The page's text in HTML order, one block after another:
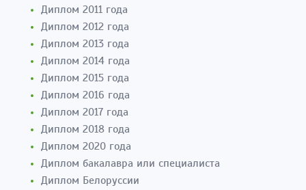
Диплом 2011 года
Диплом 2012 года
Диплом 2013 года
Диплом 2014 года
Диплом 2015 года
Диплом 2016 года
Диплом 2017 года
Диплом 2018 года
Диплом 2020 года
Диплом бакалавра или специалиста
Диплом Белоруссии